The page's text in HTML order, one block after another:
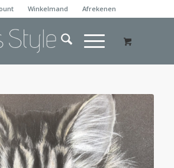
Winkelmand Afrekenen